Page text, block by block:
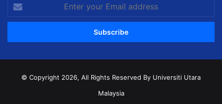
your
Email
© Copyright 2026, All Rights Reserved By Universiti Utara
Malaysia